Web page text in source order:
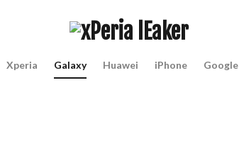
Xperia Galaxy Huawei iPhone Google